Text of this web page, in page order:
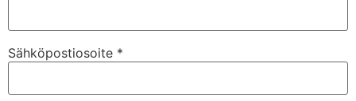
Sähköpostiosoite *